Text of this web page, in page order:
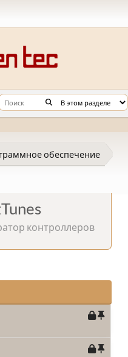
обеспечение
контроллеров